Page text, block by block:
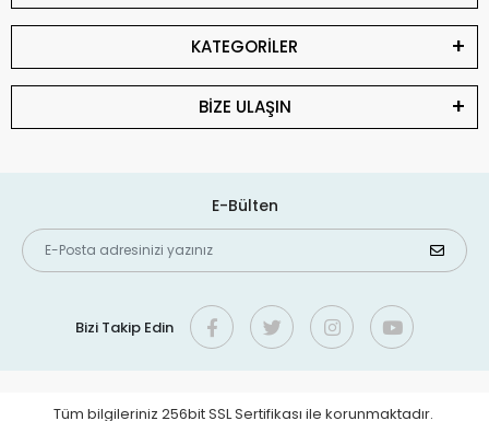
KATEGORİLER
BİZE ULAŞIN
E-Bülten
Bizi Takip Edin
Tüm bilgileriniz 256bit SSL Sertifikası ile korunmaktadır.